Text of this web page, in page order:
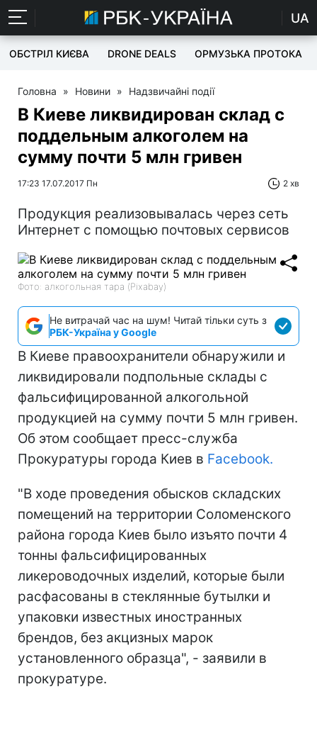
UA
ОБСТРІЛ КИЄВА DRONE DEALS ОРМУЗЬКА ПРОТОКА
Головна » Новини » Надзвичайні події
В Киеве ликвидирован склад с
поддельным алкоголем на
сумму почти 5 млн гривен
17:23 17.07.2017 Пн 2 хв
Продукция реализовывалась через сеть
Интернет с помощью почтовых сервисов
Фото: алкогольная тара (Pixabay)
Не витрачай час на шум! Читай тільки суть з
РБК-Україна у Google
В Киеве правоохранители обнаружили и
ликвидировали подпольные склады с
фальсифицированной алкогольной
продукцией на сумму почти 5 млн гривен.
Об этом сообщает пресс-служба
Прокуратуры города Киев в Facebook.
"В ходе проведения обысков складских
помещений на территории Соломенского
района города Киев было изъято почти 4
тонны фальсифицированных
ликероводочных изделий, которые были
расфасованы в стеклянные бутылки и
упаковки известных иностранных
брендов, без акцизных марок
установленного образца", - заявили в
прокуратуре.